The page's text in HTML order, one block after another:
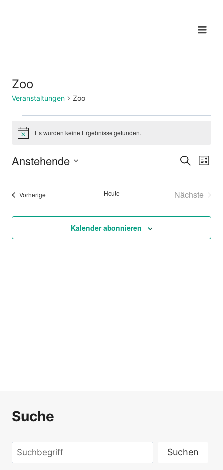
Zoo
Veranstaltungen Zoo
Veranstaltungen
HinweisEs wurden keine Ergebnisse gefunden.
SucheListe
Anstehende
Datum
Vorherige Heute
Nächste
Kalender abonnieren
Suche
Suchen Suchen